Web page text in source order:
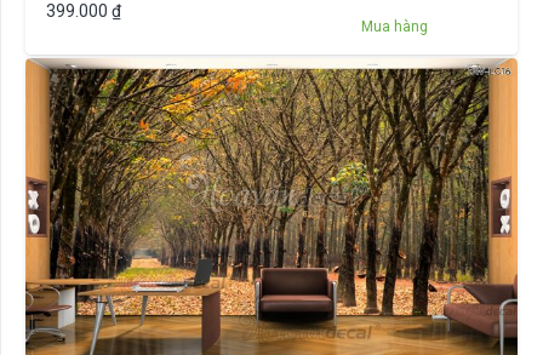
399.000 ₫
Mua hàng